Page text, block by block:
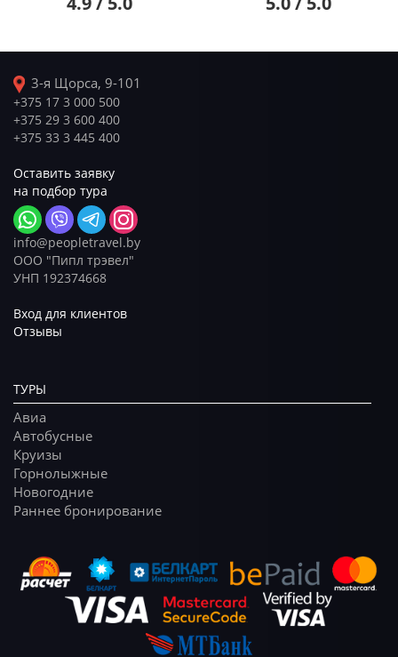
3-я Щорса, 9-101
+375 17 3 000 500
+375 29 3 600 400
+375 33 3 445 400
Оставить заявку
на подбор тура
info@peopletravel.by
ООО "Пипл трэвел"
УНП 192374668
Вход для клиентов
Отзывы
ТУРЫ
Авиа
Автобусные
Круизы
Горнолыжные
Новогодние
Раннее бронирование